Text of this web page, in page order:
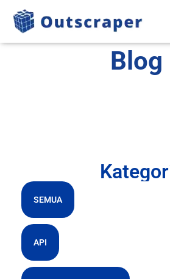
Blog
SEMUA
API